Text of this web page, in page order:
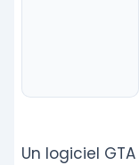
Un logiciel